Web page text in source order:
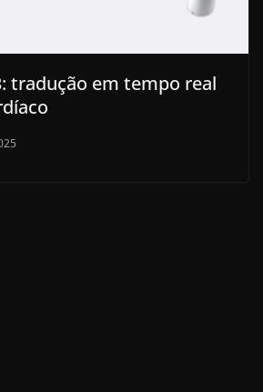
tradução em tempo real